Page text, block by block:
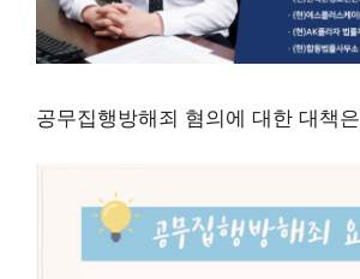
공무집행방해죄 혐의에 대한 대책은